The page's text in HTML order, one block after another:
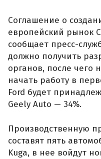
Соглашение о
европейский рынок
сообщает пресс-
должно получить
органов, после чего
начать работу в
Ford будет
Geely Auto — 34%.
Производственную
составят пять
Kuga, в нее войдут